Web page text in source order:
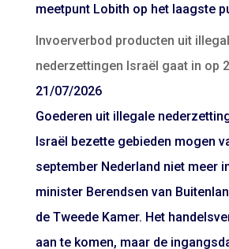
meetpunt Lobith op het laagste
Invoerverbod producten uit
nederzettingen Israël gaat in op
21/07/2026
Goederen uit illegale
Israël bezette gebieden mogen
september Nederland niet meer
minister Berendsen van
de Tweede Kamer. Het
aan te komen, maar de